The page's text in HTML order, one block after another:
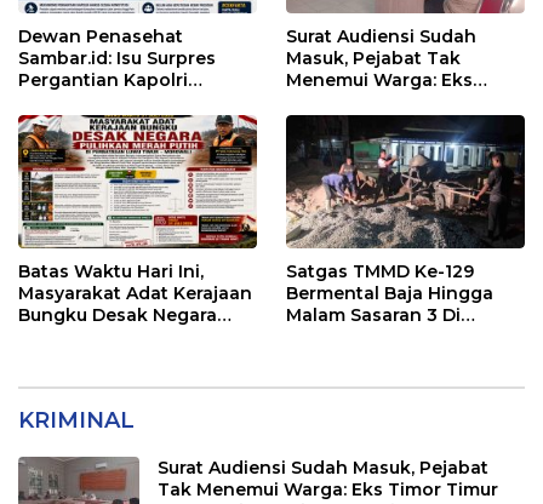
Dewan Penasehat
Sambar.id: Isu Surpres
Pergantian Kapolri
Kewenangan Mutlak di
Tangan Presiden
Surat Audiensi Sudah
Masuk, Pejabat Tak
Menemui Warga: Eks
Pelayanan Dinas
Transmigrasi Luwu Timur
Batas Waktu Hari Ini,
Masyarakat Adat Kerajaan
Bungku Desak Negara
Satgas TMMD Ke-129
Bermental Baja Hingga
Malam Sasaran 3 Di
KRIMINAL
Surat Audiensi Sudah Masuk, Pejabat
Tak Menemui Warga: Eks Timor Timur